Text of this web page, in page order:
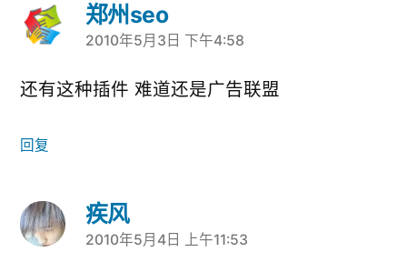
郑州seo
说：
2010年5月3日 下午4:58
还有这种插件 难道还是广告联盟
回复
疾风
说：
2010年5月4日 上午11:53